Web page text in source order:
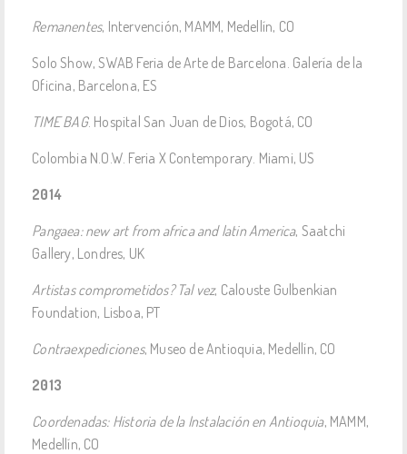
Remanentes, Intervención, MAMM, Medellín, CO
Solo Show, SWAB Feria de Arte de Barcelona. Galería de la
Oficina, Barcelona, ES
TIME BAG. Hospital San Juan de Dios, Bogotá, CO
Colombia N.O.W. Feria X Contemporary. Miami, US
2014
Pangaea: new art from africa and latin America, Saatchi
Gallery, Londres, UK
Artistas comprometidos? Tal vez, Calouste Gulbenkian
Foundation, Lisboa, PT
Contraexpediciones, Museo de Antioquia, Medellín, CO
2013
Coordenadas: Historia de la Instalación en Antioquia, MAMM,
Medellín, CO